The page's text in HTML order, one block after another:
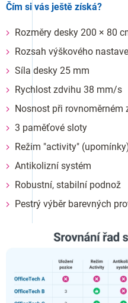
Čím si vás ještě získá?
Rozměry desky 200 × 80
Rozsah výškového
Síla desky 25 mm
Rychlost zdvihu 38 mm/s
Nosnost při rovnoměrném
3 paměťové sloty
Režim "activity"
Antikolizní systém
Robustní, stabilní podnož
Pestrý výběr barevných